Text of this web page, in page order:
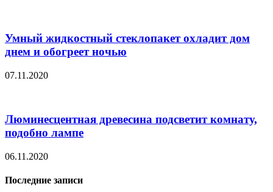
Умный жидкостный стеклопакет охладит дом
днем и обогреет ночью
07.11.2020
Люминесцентная древесина подсветит комнату,
подобно лампе
06.11.2020
Последние записи